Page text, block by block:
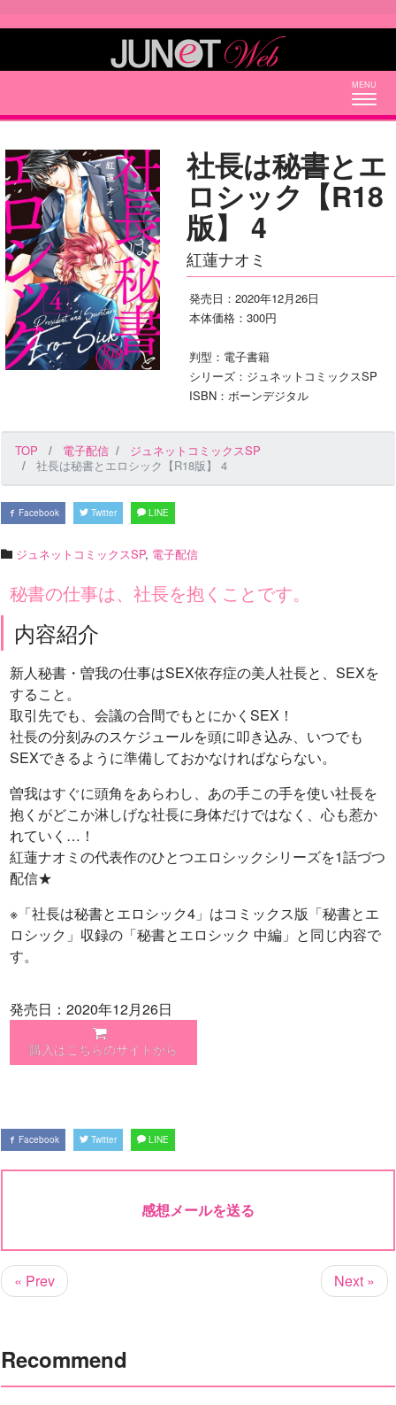
社長は秘書とエ
ロシック【R18
版】 4
紅蓮ナオミ
発売日：2020年12月26日
本体価格：300円
判型：電子書籍
シリーズ：ジュネットコミックスSP
ISBN：ボーンデジタル
TOP 電子配信
ジュネットコミックスSP
社長は秘書とエロシック【R18版】 4
Facebook Twitter LINE
ジュネットコミックスSP, 電子配信
秘書の仕事は、社長を抱くことです。
内容紹介
新人秘書・曽我の仕事はSEX依存症の美人社長と、SEXを
すること。
取引先でも、会議の合間でもとにかくSEX！
社長の分刻みのスケジュールを頭に叩き込み、いつでも
SEXできるように準備しておかなければならない。
曽我はすぐに頭角をあらわし、あの手この手を使い社長を
抱くがどこか淋しげな社長に身体だけではなく、心も惹か
れていく…！
紅蓮ナオミの代表作のひとつエロシックシリーズを1話づつ
配信★
※「社長は秘書とエロシック4」はコミックス版「秘書とエ
ロシック」収録の「秘書とエロシック 中編」と同じ内容で
す。
発売日：2020年12月26日
購入はこちらのサイトから
Facebook Twitter LINE
感想メールを送る
« Prev Next »
Recommend